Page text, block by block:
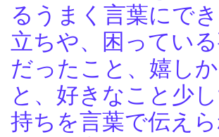
るうまく言葉にで
立ちや、困ってい
だったこと、嬉し
と、好きなこと少
持ちを言葉で伝え